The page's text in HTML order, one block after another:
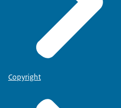
Copyright